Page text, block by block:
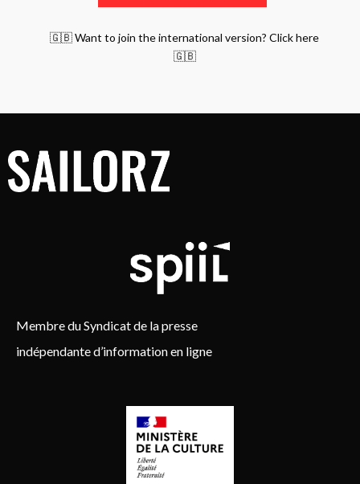
🇬🇧 Want to join the international version? Click here
🇬🇧
Membre du Syndicat de la presse
indépendante d’information en ligne